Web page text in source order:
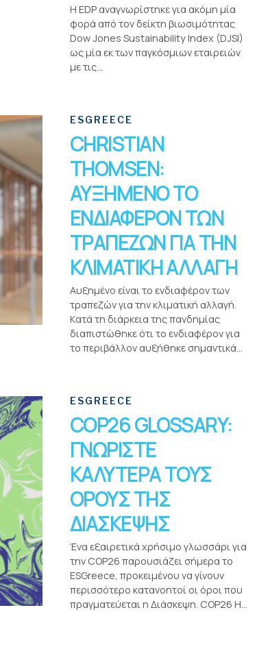
Η EDP αναγνωρίστηκε για ακόμη μία
φορά από τον δείκτη βιωσιμότητας
Dow Jones Sustainability Index (DJSI)
ως μία εκ των παγκόσμιων εταιρειών
με τις...
ESGREECE
CHRISTIAN
THOMSEN:
ΑΥΞΗΜΕΝΟ ΤΟ
ΕΝΔΙΑΦΕΡΟΝ ΤΩΝ
ΤΡΑΠΕΖΩΝ ΓΙΑ ΤΗΝ
ΚΛΙΜΑΤΙΚΗ ΑΛΛΑΓΗ
Αυξημένο είναι το ενδιαφέρον των
τραπεζών για την κλιματική αλλαγή.
Kατά τη διάρκεια της πανδημίας
διαπιστώθηκε ότι το ενδιαφέρον για
το περιβάλλον αυξήθηκε σημαντικά...
ESGREECE
COP26 GLOSSARY:
ΓΝΩΡΙΣΤΕ
ΚΑΛΥΤΕΡΑ ΤΟΥΣ
ΟΡΟΥΣ ΤΗΣ
ΔΙΑΣΚΕΨΗΣ
Ένα εξαιρετικά χρήσιμο γλωσσάρι για
την COP26 παρουσιάζει σήμερα το
ESGreece, προκειμένου να γίνουν
περισσότερο κατανοητοί οι όροι που
πραγματεύεται η Διάσκεψη. COP26 Η...